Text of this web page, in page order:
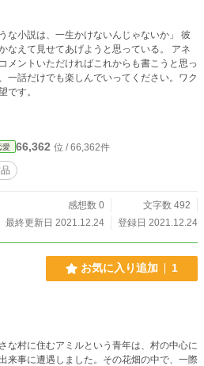
小説は、一生かけないんじゃないか」 彼
えて見せてあげようと思っている。 アネ
メントいただければこれからも書こうと思っ
一話だけでも楽しんでいってください。ワク
です。
愛 66,362 位 / 66,362件
感想数 0
文字数 492
最終更新日 2021.12.24
登録日 2021.12.24
お気に入り追加 1
な村に住むアミルという青年は、村の中心に
来事に遭遇しました。その花畑の中で、一際